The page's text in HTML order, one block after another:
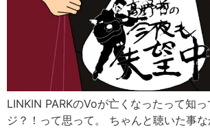
LINKIN PARKのVoが亡くなったって知
ジ？！って思って。 ちゃんと聴いた事な